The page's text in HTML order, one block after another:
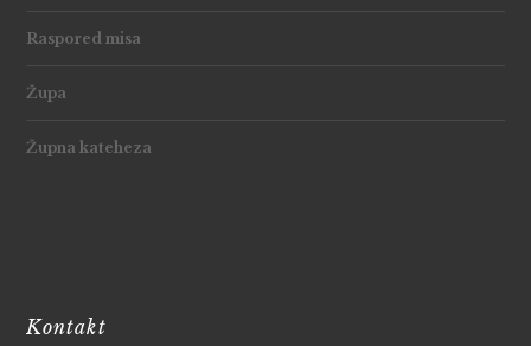
Raspored misa
Župa
Župna kateheza
Kontakt